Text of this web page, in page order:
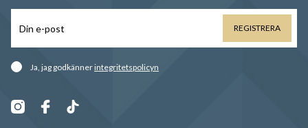
REGISTRERA
Ja, jag godkännerintegritetspolicyn